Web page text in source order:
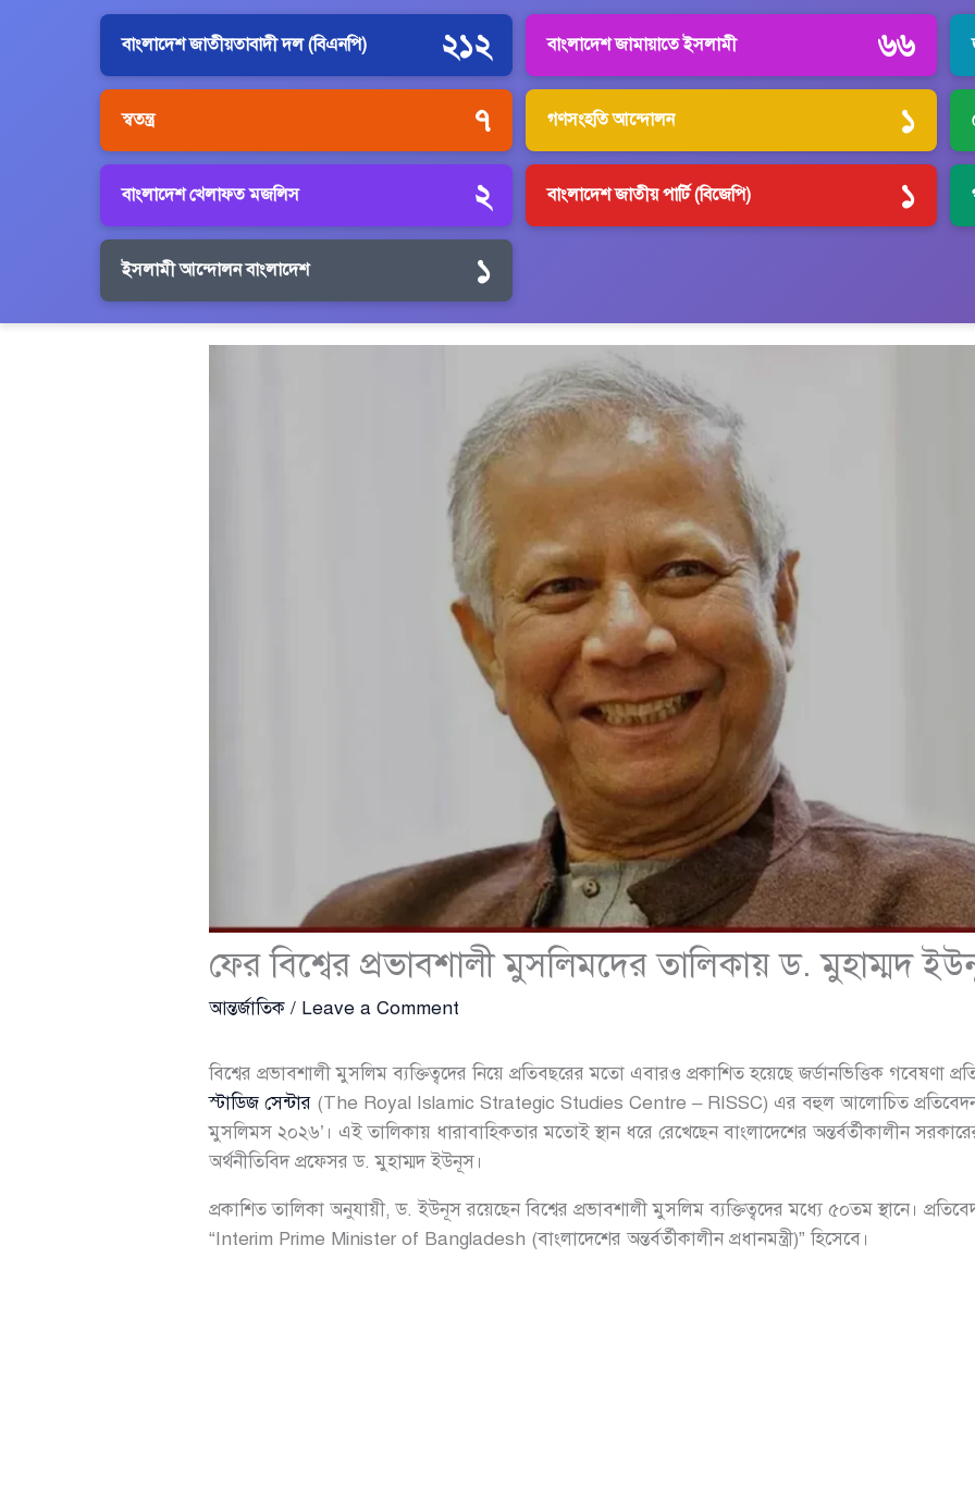
বাংলাদেশ জাতীয়তাবাদী দল (বিএনপি) ২১২ বাংলাদেশ জামায়াতে ইসলামী ৬৬
স্বতন্ত্র ৭ গণসংহতি আন্দোলন ১
বাংলাদেশ খেলাফত মজলিস ২ বাংলাদেশ জাতীয় পার্টি (বিজেপি) ১
ইসলামী আন্দোলন বাংলাদেশ ১
ফের বিশ্বের প্রভাবশালী মুসলিমদের তালিকায় ড. মুহাম্মদ
আন্তর্জাতিক / Leave a Comment
বিশ্বের প্রভাবশালী মুসলিম ব্যক্তিত্বদের নিয়ে প্রতিবছরের মতো এবারও প্রকাশিত হয়েছে জর্ডানভিত্তিক গবেষণা
স্টাডিজ সেন্টার (The Royal Islamic Strategic Studies Centre – RISSC) এর বহুল আলোচিত প্রতিবেদন
মুসলিমস ২০২৬’। এই তালিকায় ধারাবাহিকতার মতোই স্থান ধরে রেখেছেন বাংলাদেশের অন্তর্বর্তীকালীন
অর্থনীতিবিদ প্রফেসর ড. মুহাম্মদ ইউনূস।
প্রকাশিত তালিকা অনুযায়ী, ড. ইউনূস রয়েছেন বিশ্বের প্রভাবশালী মুসলিম ব্যক্তিত্বদের মধ্যে ৫০তম স্থানে।
“Interim Prime Minister of Bangladesh (বাংলাদেশের অন্তর্বর্তীকালীন প্রধানমন্ত্রী)” হিসেবে।